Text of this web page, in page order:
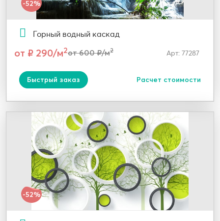
-52%
Горный водный каскад
от ₽ 290/м2от 600 ₽/м2 Арт: 77287
Быстрый заказ Расчет стоимости
-52%